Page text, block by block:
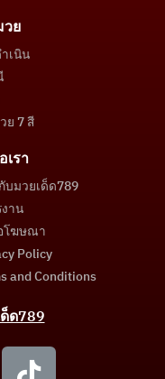
วย
เนิน
ย 7 สี
เรา
บมวยเด็ด789
าน
โฆษณา
Policy
and Conditions
ด789